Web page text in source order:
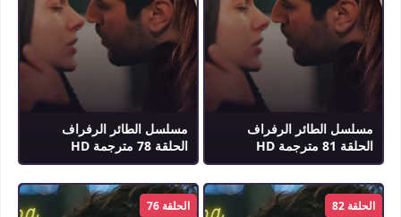
مسلسل الطائر الرفراف
الحلقة 81 مترجمة HD
مسلسل الطائر الرفراف
الحلقة 78 مترجمة HD
الحلقة 82 الحلقة 76